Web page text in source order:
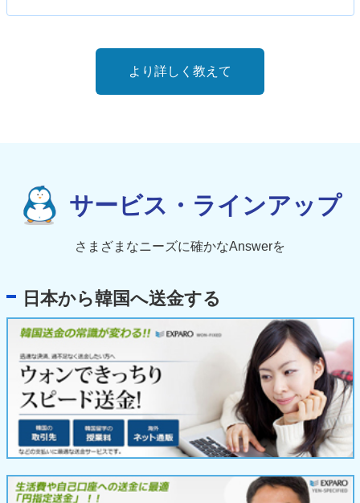
より詳しく教えて
サービス・ラインアップ
さまざまなニーズに確かなAnswerを
日本から韓国へ送金する